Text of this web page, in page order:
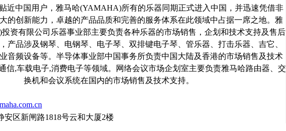
近中国用户，雅马哈(YAMAHA)所有的乐器同期正式进入中国，并迅速凭借非
的创新能力，卓越的产品品质和完善的服务体系在此领域中占据一席之地。雅
资有限公司乐器事业部主要负责各种乐器的市场销售，企划和技术支持及售后
产品涉及钢琴、电钢琴、电子琴、双排键电子琴、管乐器、打击乐器、吉它、
音频设备等。半导体事业部中国事务所负责中国大陆及香港的市场销售及技术
信,车载电子,消费电子等领域。网络会议市场企划室主要负责雅马哈路由器、交
换机和会议系统在国内的市场销售及技术支持。
安区新闸路1818号云和大厦2楼